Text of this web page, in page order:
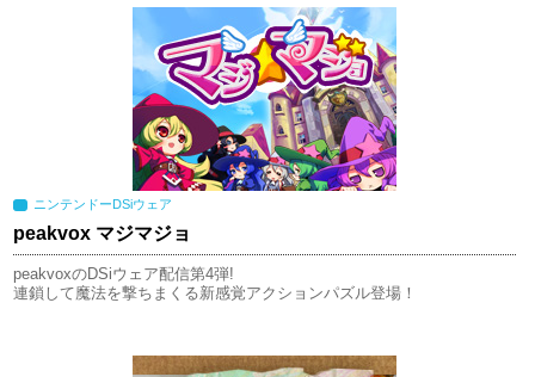
ニンテンドーDSiウェア
peakvox マジマジョ
peakvoxのDSiウェア配信第4弾!
連鎖して魔法を撃ちまくる新感覚アクションパズル登場！